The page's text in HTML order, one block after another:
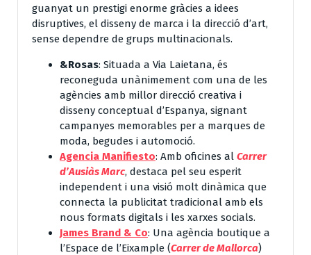
guanyat un prestigi enorme gràcies a idees
disruptives, el disseny de marca i la direcció d’art,
sense dependre de grups multinacionals.
&Rosas: Situada a Via Laietana, és
reconeguda unànimement com una de les
agències amb millor direcció creativa i
disseny conceptual d’Espanya, signant
campanyes memorables per a marques de
moda, begudes i automoció.
Agencia Manifiesto: Amb oficines al Carrer
d’Ausiàs Marc, destaca pel seu esperit
independent i una visió molt dinàmica que
connecta la publicitat tradicional amb els
nous formats digitals i les xarxes socials.
James Brand & Co: Una agència boutique a
l’Espace de l’Eixample (Carrer de Mallorca)